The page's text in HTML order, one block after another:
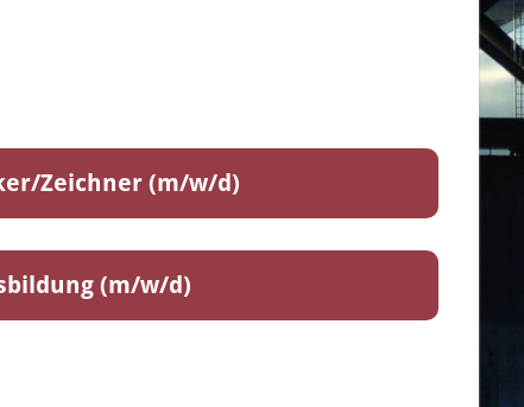
Zeichner (m/w/d)
(m/w/d)